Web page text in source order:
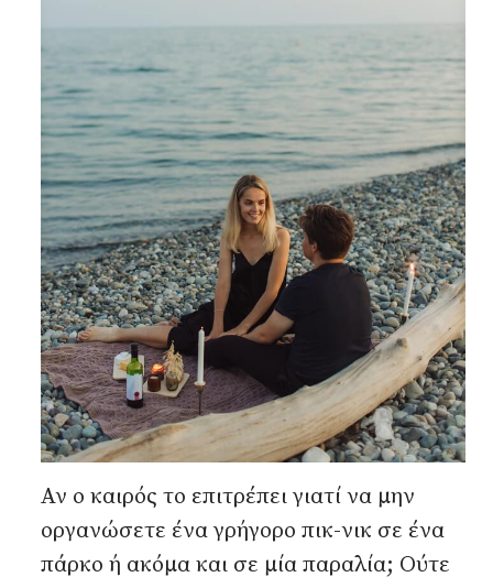
Αν ο καιρός το επιτρέπει γιατί να μην
οργανώσετε ένα γρήγορο πικ-νικ σε ένα
πάρκο ή ακόμα και σε μία παραλία; Ούτε